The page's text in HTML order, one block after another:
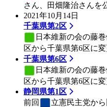
さん、田畑隆治さんを
2021年10月14日
千葉県第2区
日本維新の会の藤
区から千葉県第6区に変
千葉県第6区
日本維新の会の藤
区から千葉県第6区に変
静岡県第1区
前回
立憲民主党か